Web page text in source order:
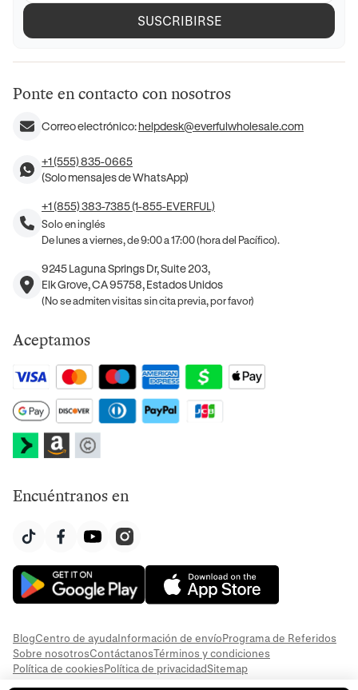
SUSCRIBIRSE
Ponte en contacto con nosotros
Correo electrónico:helpdesk@everfulwholesale.com
+1 (555) 835-0665
(Solo mensajes de WhatsApp)
+1 (855) 383-7385 (1-855-EVERFUL)
Solo en inglés
De lunes a viernes, de 9:00 a 17:00 (hora del Pacífico).
9245 Laguna Springs Dr, Suite 203,
Elk Grove, CA 95758, Estados Unidos
(No se admiten visitas sin cita previa, por favor)
Aceptamos
Encuéntranos en
BlogCentro de ayudaInformación de envíoPrograma de Referidos
Sobre nosotrosContáctanosTérminos y condiciones
Política de cookiesPolítica de privacidadSitemap